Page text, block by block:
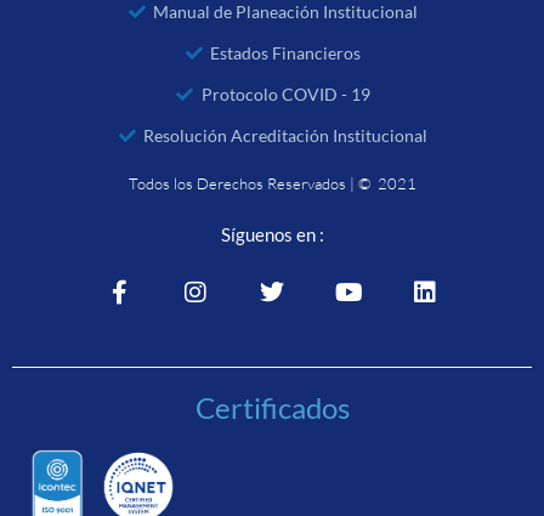
Manual de Planeación Institucional
Estados Financieros
Protocolo COVID - 19
Resolución Acreditación Institucional
Todos los Derechos Reservados | © 2021
Síguenos en :
Certificados